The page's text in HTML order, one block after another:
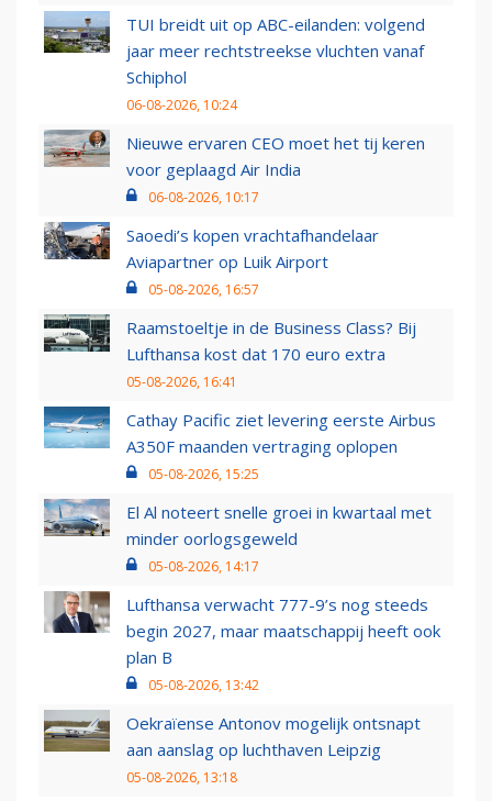
TUI breidt uit op ABC-eilanden: volgend
jaar meer rechtstreekse vluchten vanaf
Schiphol
06-08-2026, 10:24
Nieuwe ervaren CEO moet het tij keren
voor geplaagd Air India
06-08-2026, 10:17
Saoedi’s kopen vrachtafhandelaar
Aviapartner op Luik Airport
05-08-2026, 16:57
Raamstoeltje in de Business Class? Bij
Lufthansa kost dat 170 euro extra
05-08-2026, 16:41
Cathay Pacific ziet levering eerste Airbus
A350F maanden vertraging oplopen
05-08-2026, 15:25
El Al noteert snelle groei in kwartaal met
minder oorlogsgeweld
05-08-2026, 14:17
Lufthansa verwacht 777-9’s nog steeds
begin 2027, maar maatschappij heeft ook
plan B
05-08-2026, 13:42
Oekraïense Antonov mogelijk ontsnapt
aan aanslag op luchthaven Leipzig
05-08-2026, 13:18